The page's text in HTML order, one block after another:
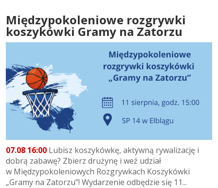
Międzypokoleniowe rozgrywki
koszykówki Gramy na Zatorzu
07.08 16:00 Lubisz koszykówkę, aktywną rywalizację i
dobrą zabawę? Zbierz drużynę i weź udział
w Międzypokoleniowych Rozgrywkach Koszykówki
„Gramy na Zatorzu”! Wydarzenie odbędzie się 11...